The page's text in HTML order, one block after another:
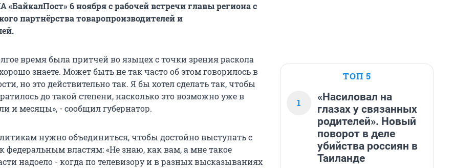
«БайкалПост» 6 ноября с рабочей встречи главы региона с
партнёрства товаропроизводителей и
время была притчей во языцех с точки зрения раскола
знаете. Может быть не так часто об этом говорилось в
но это действительно так. Я бы хотел сделать так, чтобы
до такой степени, насколько это возможно уже в
и месяцы», - сообщил губернатор.
нужно объединиться, чтобы достойно выступать с
властям: «Не знаю, как вам, а мне такое
надоело - когда по телевизору и в разных высказываниях
ТОП 5
1
«Насиловал на
глазах у связанных
родителей». Новый
поворот в деле
убийства россиян в
Таиланде